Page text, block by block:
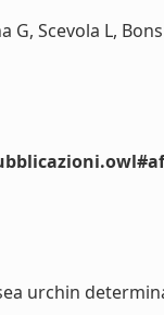
G, Scevola L,
urchin